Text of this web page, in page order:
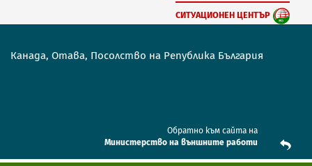
СИТУАЦИОНЕН ЦЕНТЪР
Канада, Отава, Посолство на Република България
Обратно към сайта на
Mинистерство на външните работи